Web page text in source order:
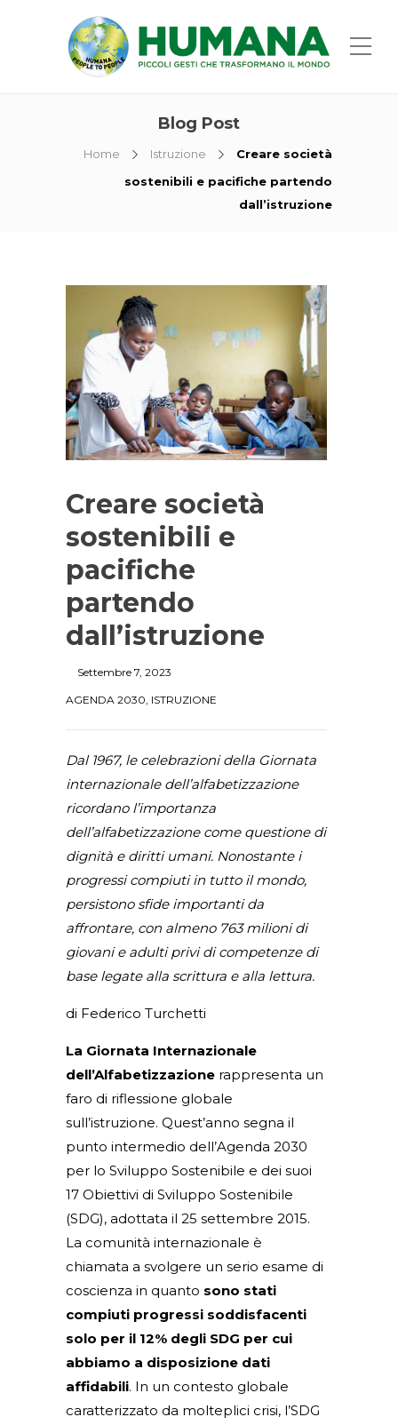
Blog Post
Home Istruzione
Creare società
sostenibili e pacifiche partendo
dall’istruzione
Creare società
sostenibili e
pacifiche
partendo
dall’istruzione
Settembre 7, 2023
AGENDA 2030, ISTRUZIONE
Dal 1967, le celebrazioni della Giornata
internazionale dell’alfabetizzazione
ricordano l’importanza
dell’alfabetizzazione come questione di
dignità e diritti umani. Nonostante i
progressi compiuti in tutto il mondo,
persistono sfide importanti da
affrontare, con almeno 763 milioni di
giovani e adulti privi di competenze di
base legate alla scrittura e alla lettura.
di Federico Turchetti
La Giornata Internazionale
dell’Alfabetizzazione rappresenta un
faro di riflessione globale
sull’istruzione. Quest’anno segna il
punto intermedio dell’Agenda 2030
per lo Sviluppo Sostenibile e dei suoi
17 Obiettivi di Sviluppo Sostenibile
(SDG), adottata il 25 settembre 2015.
La comunità internazionale è
chiamata a svolgere un serio esame di
coscienza in quanto sono stati
compiuti progressi soddisfacenti
solo per il 12% degli SDG per cui
abbiamo a disposizione dati
affidabili. In un contesto globale
caratterizzato da molteplici crisi, l’SDG